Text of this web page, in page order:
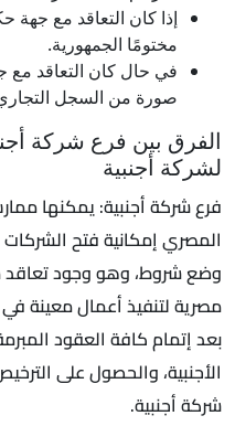
إذا كان التعاقد مع جهة
مختومًا الجمهورية.
في حال كان التعاقد مع
صورة من السجل
الفرق بين فرع شركة
لشركة أجنبية
فرع شركة أجنبية: يمكنها
المصري إمكانية فتح
وضع شروط، وهو وجود تعاقد
مصرية لتنفيذ أعمال معينة
بعد إتمام كافة العقود
الأجنبية، والحصول على
شركة أجنبية.